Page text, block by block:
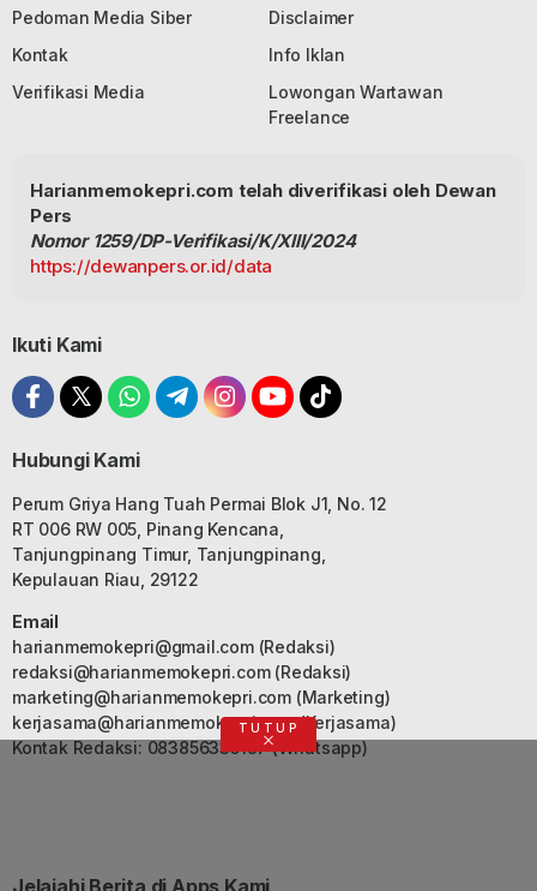
Pedoman Media Siber
Disclaimer
Kontak
Info Iklan
Verifikasi Media
Lowongan Wartawan
Freelance
Harianmemokepri.com telah diverifikasi oleh Dewan
Pers
Nomor 1259/DP-Verifikasi/K/XIII/2024
https://dewanpers.or.id/data
Ikuti Kami
Hubungi Kami
Perum Griya Hang Tuah Permai Blok J1, No. 12
RT 006 RW 005, Pinang Kencana,
Tanjungpinang Timur, Tanjungpinang,
Kepulauan Riau, 29122
Email
harianmemokepri@gmail.com(Redaksi)
redaksi@harianmemokepri.com(Redaksi)
marketing@harianmemokepri.com(Marketing)
kerjasama@harianmemokepri.com(Kerjasama)
Kontak Redaksi: 083856335187 (Whatsapp)
Jelajahi Berita di Apps Kami
TUTUP